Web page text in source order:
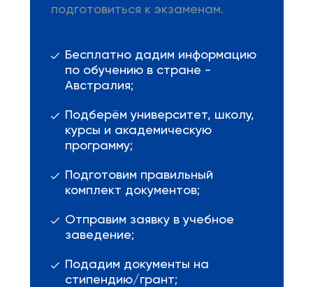
подготовиться к экзаменам.
Бесплатно дадим информацию
по обучению в стране -
Австралия;
Подберём университет, школу,
курсы и академическую
программу;
Подготовим правильный
комплект документов;
Отправим заявку в учебное
заведение;
Подадим документы на
стипендию/грант;